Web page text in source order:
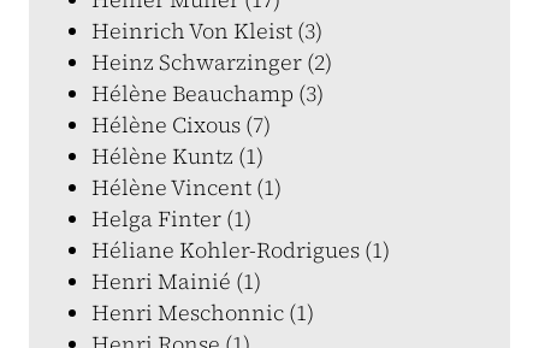
Heinrich Von Kleist (3)
Heinz Schwarzinger (2)
Hélène Beauchamp (3)
Hélène Cixous (7)
Hélène Kuntz (1)
Hélène Vincent (1)
Helga Finter (1)
Héliane Kohler-Rodrigues (1)
Henri Mainié (1)
Henri Meschonnic (1)